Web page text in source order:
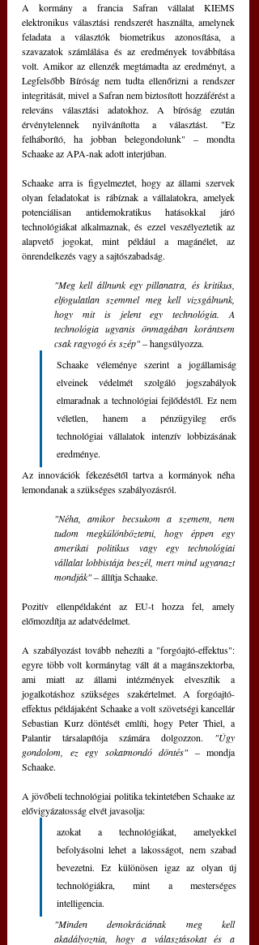
A kormány a francia Safran vállalat KIEMS
elektronikus választási rendszerét használta, amelynek
feladata a választók biometrikus azonosítása, a
szavazatok számlálása és az eredmények továbbítása
volt. Amikor az ellenzék megtámadta az eredményt, a
Legfelsőbb Bíróság nem tudta ellenőrizni a rendszer
integritását, mivel a Safran nem biztosított hozzáférést a
releváns választási adatokhoz. A bíróság ezután
érvénytelennek nyilvánította a választást. "Ez
felháborító, ha jobban belegondolunk" ‒ mondta
Schaake az APA-nak adott interjúban.
Schaake arra is figyelmeztet, hogy az állami szervek
olyan feladatokat is rábíznak a vállalatokra, amelyek
potenciálisan antidemokratikus hatásokkal járó
technológiákat alkalmaznak, és ezzel veszélyeztetik az
alapvető jogokat, mint például a magánélet, az
önrendelkezés vagy a sajtószabadság.
"Meg kell állnunk egy pillanatra, és kritikus,
elfogulatlan szemmel meg kell vizsgálnunk,
hogy mit is jelent egy technológia. A
technológia ugyanis önmagában korántsem
csak ragyogó és szép" ‒ hangsúlyozza.
Schaake véleménye szerint a jogállamiság
elveinek védelmét szolgáló jogszabályok
elmaradnak a technológiai fejlődéstől. Ez nem
véletlen, hanem a pénzügyileg erős
technológiai vállalatok intenzív lobbizásának
eredménye.
Az innovációk fékezésétől tartva a kormányok néha
lemondanak a szükséges szabályozásról.
"Néha, amikor becsukom a szemem, nem
tudom megkülönböztetni, hogy éppen egy
amerikai politikus vagy egy technológiai
vállalat lobbistája beszél, mert mind ugyanazt
mondják" ‒ állítja Schaake.
Pozitív ellenpéldaként az EU-t hozza fel, amely
előmozdítja az adatvédelmet.
A szabályozást tovább nehezíti a "forgóajtó-effektus":
egyre több volt kormánytag vált át a magánszektorba,
ami miatt az állami intézmények elveszítik a
jogalkotáshoz szükséges szakértelmet. A forgóajtó-
effektus példájaként Schaake a volt szövetségi kancellár
Sebastian Kurz döntését említi, hogy Peter Thiel, a
Palantir társalapítója számára dolgozzon. "Úgy
gondolom, ez egy sokatmondó döntés" ‒ mondja
Schaake.
A jövőbeli technológiai politika tekintetében Schaake az
elővigyázatosság elvét javasolja:
azokat a technológiákat, amelyekkel
befolyásolni lehet a lakosságot, nem szabad
bevezetni. Ez különösen igaz az olyan új
technológiákra, mint a mesterséges
intelligencia.
"Minden demokráciának meg kell
akadályoznia, hogy a választásokat és a